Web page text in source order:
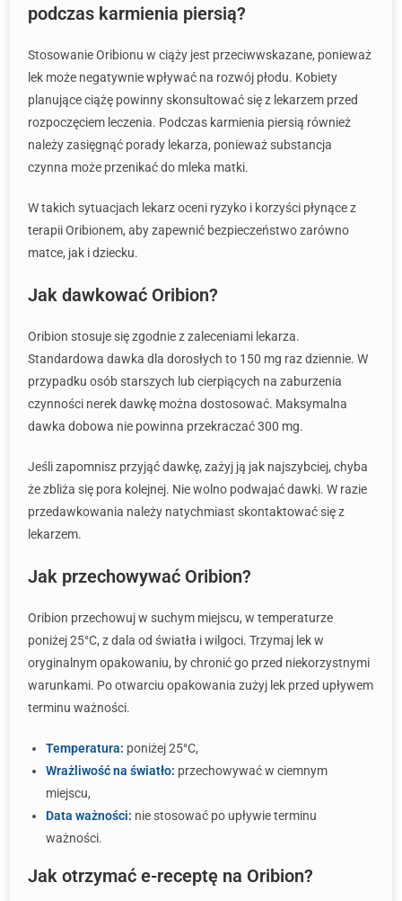
podczas karmienia piersią?
Stosowanie Oribionu w ciąży jest przeciwwskazane, ponieważ
lek może negatywnie wpływać na rozwój płodu. Kobiety
planujące ciążę powinny skonsultować się z lekarzem przed
rozpoczęciem leczenia. Podczas karmienia piersią również
należy zasięgnąć porady lekarza, ponieważ substancja
czynna może przenikać do mleka matki.
W takich sytuacjach lekarz oceni ryzyko i korzyści płynące z
terapii Oribionem, aby zapewnić bezpieczeństwo zarówno
matce, jak i dziecku.
Jak dawkować Oribion?
Oribion stosuje się zgodnie z zaleceniami lekarza.
Standardowa dawka dla dorosłych to 150 mg raz dziennie. W
przypadku osób starszych lub cierpiących na zaburzenia
czynności nerek dawkę można dostosować. Maksymalna
dawka dobowa nie powinna przekraczać 300 mg.
Jeśli zapomnisz przyjąć dawkę, zażyj ją jak najszybciej, chyba
że zbliża się pora kolejnej. Nie wolno podwajać dawki. W razie
przedawkowania należy natychmiast skontaktować się z
lekarzem.
Jak przechowywać Oribion?
Oribion przechowuj w suchym miejscu, w temperaturze
poniżej 25°C, z dala od światła i wilgoci. Trzymaj lek w
oryginalnym opakowaniu, by chronić go przed niekorzystnymi
warunkami. Po otwarciu opakowania zużyj lek przed upływem
terminu ważności.
Temperatura: poniżej 25°C,
Wrażliwość na światło: przechowywać w ciemnym
miejscu,
Data ważności: nie stosować po upływie terminu
ważności.
Jak otrzymać e-receptę na Oribion?